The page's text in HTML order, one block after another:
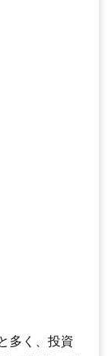
多く、投資